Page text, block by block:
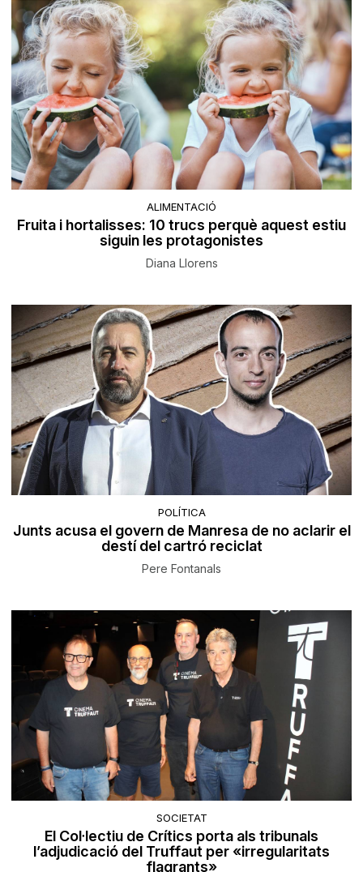
ALIMENTACIÓ
Fruita i hortalisses: 10 trucs perquè aquest estiu
siguin les protagonistes
Diana Llorens
POLÍTICA
Junts acusa el govern de Manresa de no aclarir el
destí del cartró reciclat
Pere Fontanals
SOCIETAT
El Col·lectiu de Crítics porta als tribunals
l’adjudicació del Truffaut per «irregularitats
flagrants»